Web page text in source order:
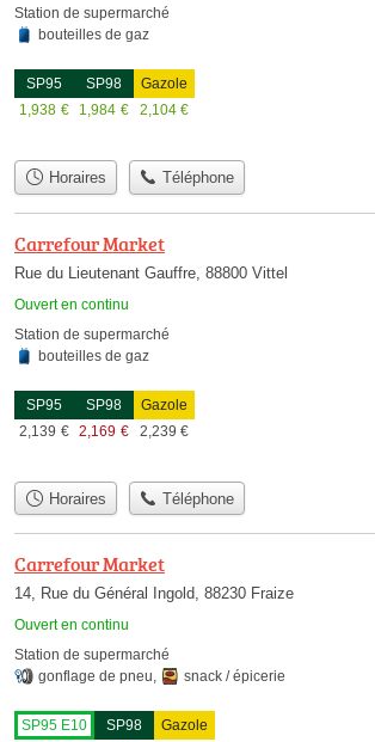
Station de supermarché
bouteilles de gaz
SP95
1,938 €
SP98
1,984 €
Gazole
2,104 €
Horaires Téléphone
Carrefour Market
Rue du Lieutenant Gauffre, 88800 Vittel
Ouvert en continu
Station de supermarché
bouteilles de gaz
SP95
2,139 €
SP98
2,169 €
Gazole
2,239 €
Horaires Téléphone
Carrefour Market
14, Rue du Général Ingold, 88230 Fraize
Ouvert en continu
Station de supermarché
gonflage de pneu, snack / épicerie
SP95 E10
SP98
Gazole